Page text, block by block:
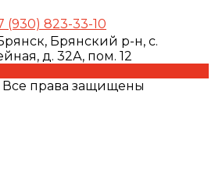
(930) 823-33-10
Брянский р-н, с.
д. 32А, пом. 12
права защищены